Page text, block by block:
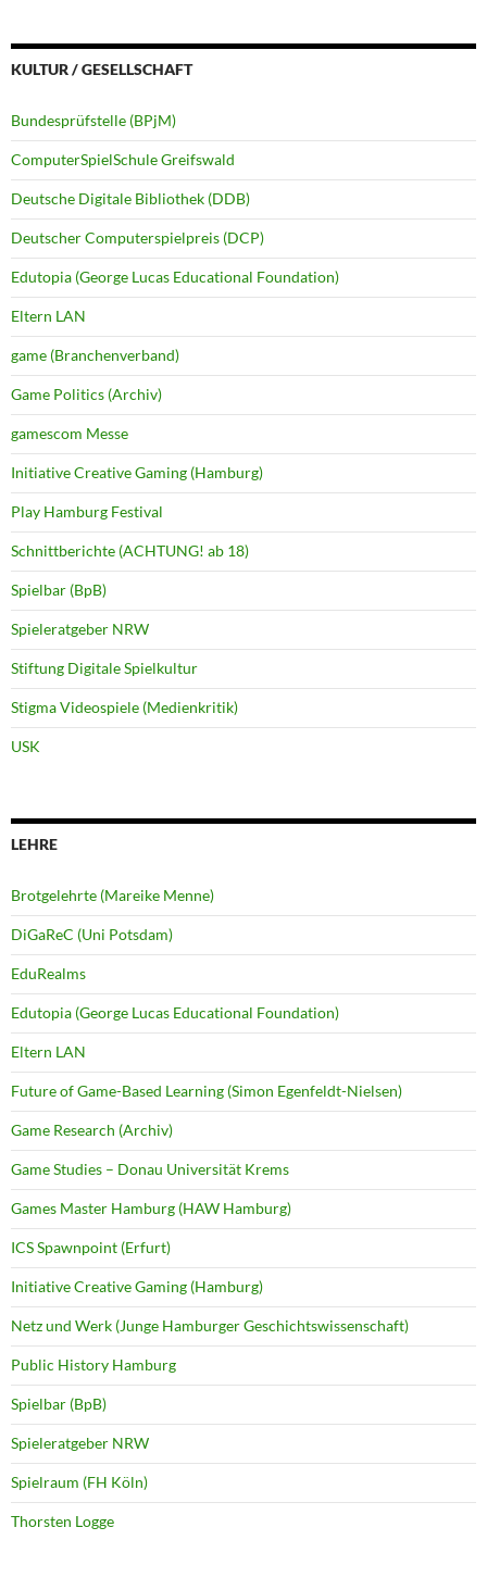
KULTUR / GESELLSCHAFT
Bundesprüfstelle (BPjM)
ComputerSpielSchule Greifswald
Deutsche Digitale Bibliothek (DDB)
Deutscher Computerspielpreis (DCP)
Edutopia (George Lucas Educational Foundation)
Eltern LAN
game (Branchenverband)
Game Politics (Archiv)
gamescom Messe
Initiative Creative Gaming (Hamburg)
Play Hamburg Festival
Schnittberichte (ACHTUNG! ab 18)
Spielbar (BpB)
Spieleratgeber NRW
Stiftung Digitale Spielkultur
Stigma Videospiele (Medienkritik)
USK
LEHRE
Brotgelehrte (Mareike Menne)
DiGaReC (Uni Potsdam)
EduRealms
Edutopia (George Lucas Educational Foundation)
Eltern LAN
Future of Game-Based Learning (Simon Egenfeldt-Nielsen)
Game Research (Archiv)
Game Studies – Donau Universität Krems
Games Master Hamburg (HAW Hamburg)
ICS Spawnpoint (Erfurt)
Initiative Creative Gaming (Hamburg)
Netz und Werk (Junge Hamburger Geschichtswissenschaft)
Public History Hamburg
Spielbar (BpB)
Spieleratgeber NRW
Spielraum (FH Köln)
Thorsten Logge